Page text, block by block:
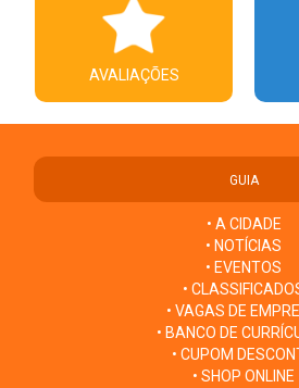
AVALIAÇÕES
GUIA
• A CIDADE
• NOTÍCIAS
• EVENTOS
•
• VAGAS DE
• BANCO DE
• CUPOM
• SHOP ONLINE